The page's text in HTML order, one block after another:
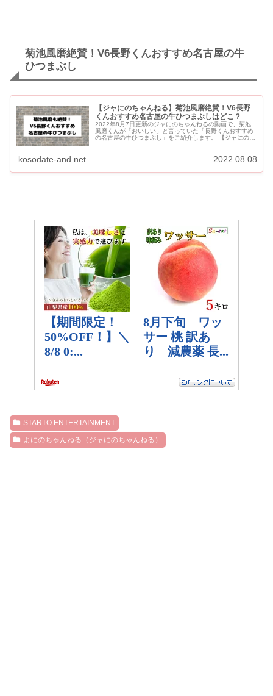
菊池風磨絶賛！V6長野くんおすすめ名古屋の牛
ひつまぶし
【ジャにのちゃんねる】菊池風磨絶賛！V6長野
くんおすすめ名古屋の牛ひつまぶしはどこ？
2022年8月7日更新のジャにのちゃんねるの動画で、菊池
風磨くんが「おいしい」と言っていた「長野くんおすすめ
の名古屋の牛ひつまぶし」をご紹介します。 【ジャにのち
kosodate-and.net 2022.08.08
STARTO ENTERTAINMENT
よにのちゃんねる（ジャにのちゃんねる）